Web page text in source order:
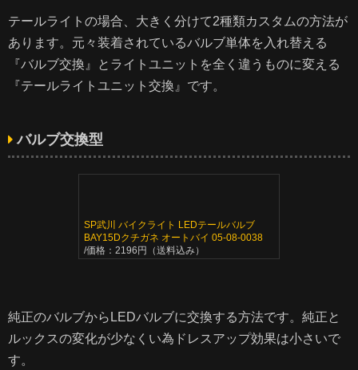
テールライトの場合、大きく分けて2種類カスタムの方法が
あります。元々装着されているバルブ単体を入れ替える
『バルブ交換』とライトユニットを全く違うものに変える
『テールライトユニット交換』です。
バルブ交換型
SP武川 バイクライト LEDテールバルブ
BAY15Dクチガネ オートバイ 05-08-0038
/価格：2196円（送料込み）
純正のバルブからLEDバルブに交換する方法です。純正と
ルックスの変化が少なくい為ドレスアップ効果は小さいで
す。